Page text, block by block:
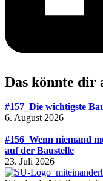
Das könnte dir
#157_Die wichtigste
6. August 2026
#156_Wenn niemand
auf der Baustelle
23. Juli 2026